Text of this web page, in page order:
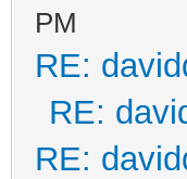
PM
RE:
RE:
RE: